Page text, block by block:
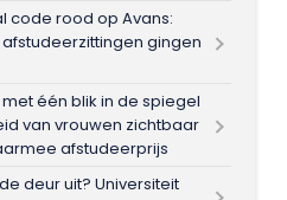
code rood op Avans:
gingen
één blik in de spiegel
van vrouwen zichtbaar
afstudeerprijs
deur uit? Universiteit